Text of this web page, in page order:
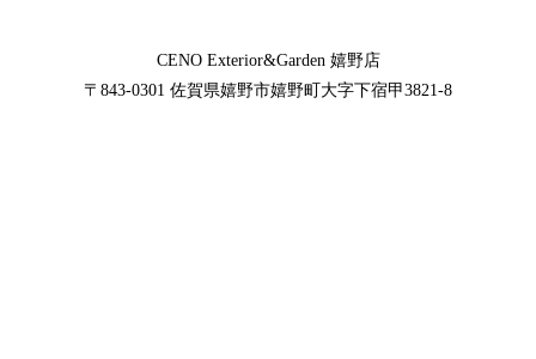
CENO Exterior&Garden 嬉野店
〒843-0301 佐賀県嬉野市嬉野町大字下宿甲3821-8